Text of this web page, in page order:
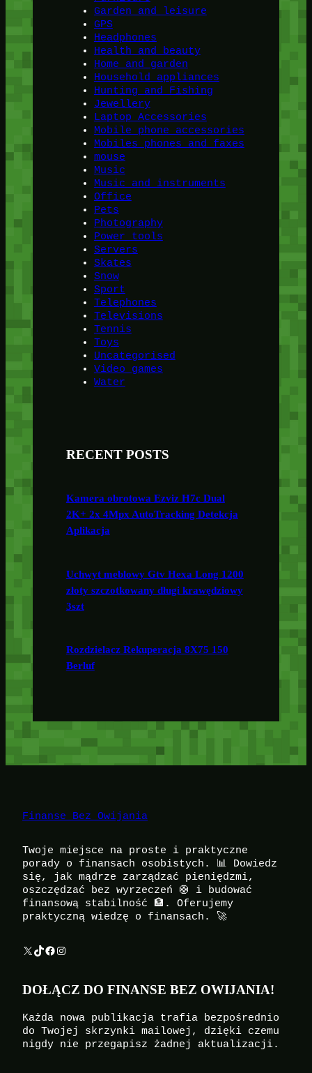
Garden and leisure
GPS
Headphones
Health and beauty
Home and garden
Household appliances
Hunting and Fishing
Jewellery
Laptop Accessories
Mobile phone accessories
Mobiles phones and faxes
mouse
Music
Music and instruments
Office
Pets
Photography
Power tools
Servers
Skates
Snow
Sport
Telephones
Televisions
Tennis
Toys
Uncategorised
Video games
Water
RECENT POSTS
Kamera obrotowa Ezviz H7c Dual
2K+ 2x 4Mpx AutoTracking Detekcja
Aplikacja
Uchwyt meblowy Gtv Hexa Long 1200
złoty szczotkowany długi krawędziowy
3szt
Rozdzielacz Rekuperacja 8X75 150
Berluf
Finanse Bez Owijania
Twoje miejsce na proste i praktyczne
porady o finansach osobistych. 📊 Dowiedz
się, jak mądrze zarządzać pieniędzmi,
oszczędzać bez wyrzeczeń 🛟 i budować
finansową stabilność 🏦. Oferujemy
praktyczną wiedzę o finansach. 🚀
X TikTok Facebook Instagram
DOŁĄCZ DO FINANSE BEZ OWIJANIA!
Każda nowa publikacja trafia bezpośrednio
do Twojej skrzynki mailowej, dzięki czemu
nigdy nie przegapisz żadnej aktualizacji.